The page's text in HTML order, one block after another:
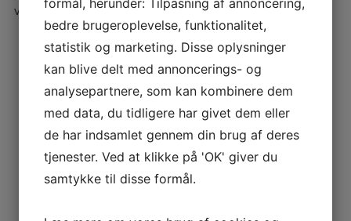
vedligeholdsfri. Leveres i mange farver.
bedre brugeroplevelse, funktionalitet,
statistik og marketing. Disse oplysninger
kan blive delt med annoncerings- og
analysepartnere, som kan kombinere dem
med data, du tidligere har givet dem eller
de har indsamlet gennem din brug af deres
tjenester. Ved at klikke på 'OK' giver du
samtykke til disse formål.